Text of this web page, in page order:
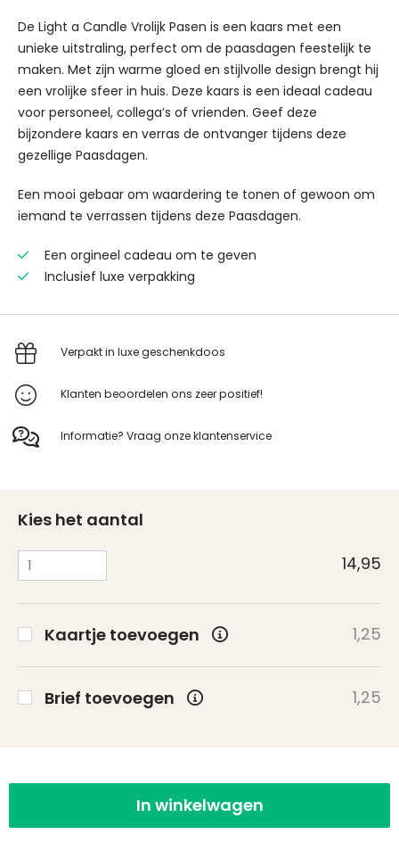
De Light a Candle Vrolijk Pasen is een kaars met een
unieke uitstraling, perfect om de paasdagen feestelijk te
maken. Met zijn warme gloed en stijlvolle design brengt hij
een vrolijke sfeer in huis. Deze kaars is een ideaal cadeau
voor personeel, collega’s of vrienden. Geef deze
bijzondere kaars en verras de ontvanger tijdens deze
gezellige Paasdagen.
Een mooi gebaar om waardering te tonen of gewoon om
iemand te verrassen tijdens deze Paasdagen.
Een orgineel cadeau om te geven
Inclusief luxe verpakking
Verpakt in luxe geschenkdoos
Klanten beoordelen ons zeer positief!
Informatie? Vraag onze klantenservice
Kies het aantal
14,95
Kaartje toevoegen 1,25
Brief toevoegen 1,25
In winkelwagen